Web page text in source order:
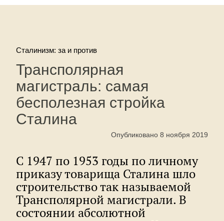
Сталинизм: за и против
Трансполярная
магистраль: самая
бесполезная стройка
Сталина
Опубликовано 8 ноября 2019
С 1947 по 1953 годы по личному
приказу товарища Сталина шло
строительство так называемой
Трансполярной магистрали. В
состоянии абсолютной